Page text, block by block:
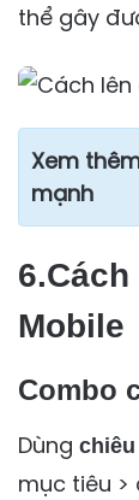
thể gây
Xem
mạnh
Mobile
Combo
Dùng chiêu
mục tiêu >